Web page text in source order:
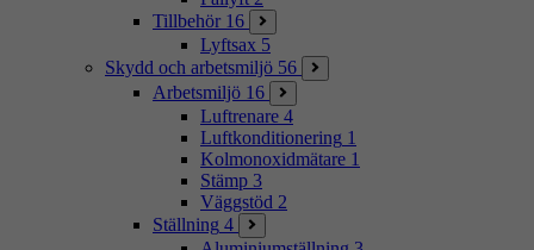
Tillbehör 16
Lyftsax 5
Skydd och arbetsmiljö 56
Arbetsmiljö 16
Luftrenare 4
Luftkonditionering 1
Kolmonoxidmätare 1
Stämp 3
Väggstöd 2
Ställning 4